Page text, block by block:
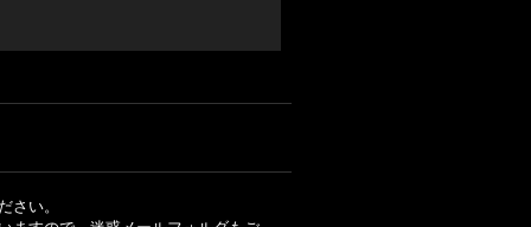
さい。